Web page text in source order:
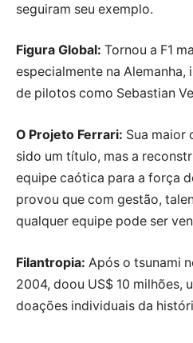
seguiram seu exemplo.
Figura Global: Tornou a F1
especialmente na Alemanha,
de pilotos como Sebastian
O Projeto Ferrari: Sua maior
sido um título, mas a
equipe caótica para a força
provou que com gestão,
qualquer equipe pode ser
Filantropia: Após o tsunami
2004, doou US$ 10 milhões,
doações individuais da